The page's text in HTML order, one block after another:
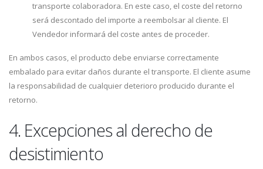
transporte colaboradora. En este caso, el coste del retorno
será descontado del importe a reembolsar al cliente. El
Vendedor informará del coste antes de proceder.
En ambos casos, el producto debe enviarse correctamente
embalado para evitar daños durante el transporte. El cliente asume
la responsabilidad de cualquier deterioro producido durante el
retorno.
4. Excepciones al derecho de
desistimiento